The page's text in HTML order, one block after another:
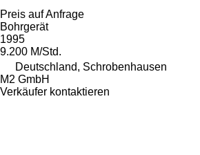
Preis auf Anfrage
Bohrgerät
1995
9.200 M/Std.
Deutschland, Schrobenhausen
M2 GmbH
Verkäufer kontaktieren